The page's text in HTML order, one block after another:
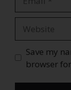
Save my
browser